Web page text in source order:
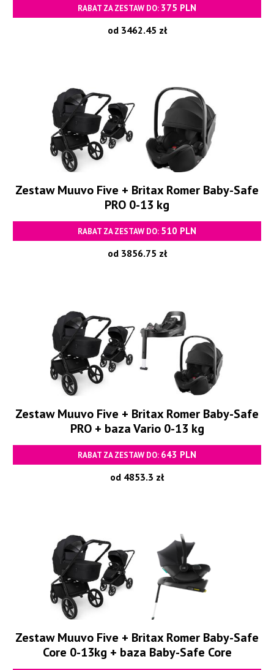
RABAT ZA ZESTAW DO: 375 PLN
od 3462.45 zł
Zestaw Muuvo Five + Britax Romer Baby-Safe
PRO 0-13 kg
RABAT ZA ZESTAW DO: 510 PLN
od 3856.75 zł
Zestaw Muuvo Five + Britax Romer Baby-Safe
PRO + baza Vario 0-13 kg
RABAT ZA ZESTAW DO: 643 PLN
od 4853.3 zł
Zestaw Muuvo Five + Britax Romer Baby-Safe
Core 0-13kg + baza Baby-Safe Core